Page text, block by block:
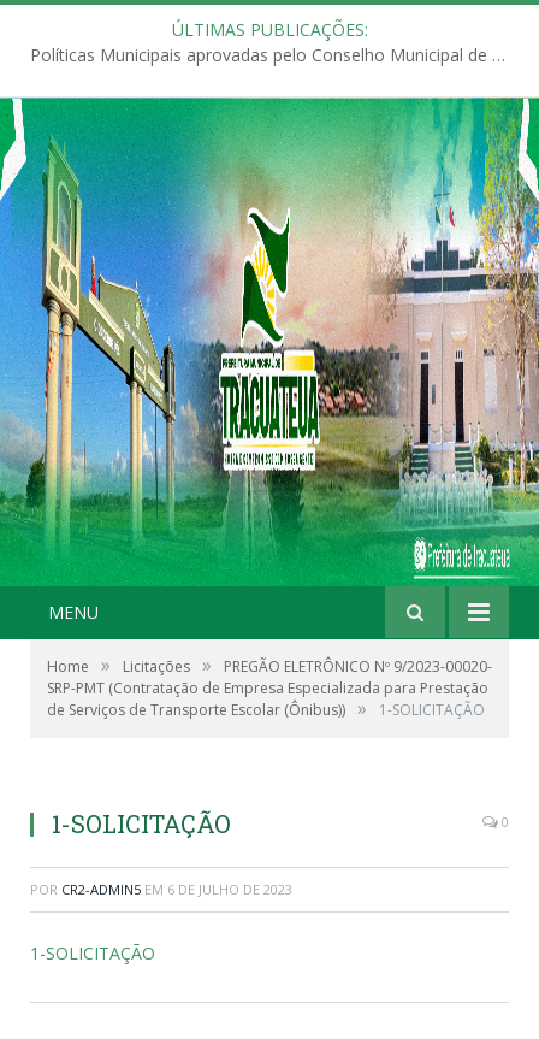
ÚLTIMAS PUBLICAÇÕES:
Políticas Municipais aprovadas pelo Conselho Municipal de Educação (CME)
MENU
Home » Licitações »
PREGÃO ELETRÔNICO Nº 9/2023-00020-
SRP-PMT (Contratação de Empresa Especializada para Prestação
de Serviços de Transporte Escolar (Ônibus)) » 1-SOLICITAÇÃO
1-SOLICITAÇÃO 0
POR CR2-ADMIN5 EM 6 DE JULHO DE 2023
1-SOLICITAÇÃO